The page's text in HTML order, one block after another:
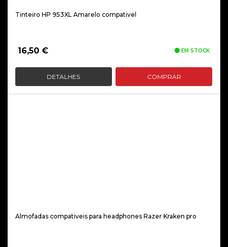
Tinteiro HP 953XL Amarelo compativel
16,50 € EM STOCK
DETALHES COMPRAR
Almofadas compativeis para headphones Razer Kraken pro